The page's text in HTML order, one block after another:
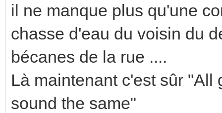
il ne manque plus qu'une
chasse d'eau du voisin du
bécanes de la rue ....
Là maintenant c'est sûr "All
sound the same"